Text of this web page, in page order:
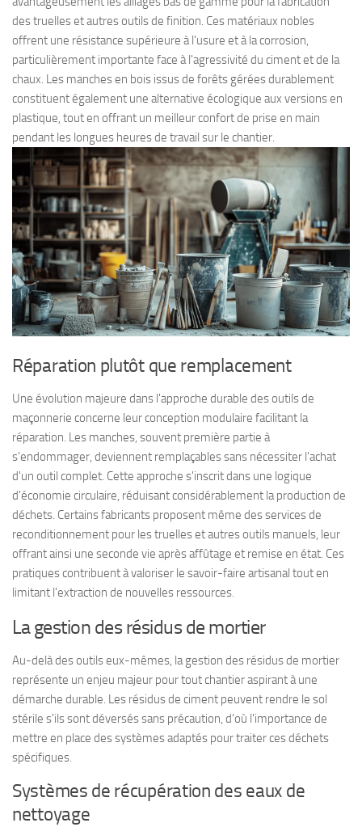
des truelles et autres outils de finition. Ces matériaux nobles
offrent une résistance supérieure à l'usure et à la corrosion,
particulièrement importante face à l'agressivité du ciment et de la
chaux. Les manches en bois issus de forêts gérées durablement
constituent également une alternative écologique aux versions en
plastique, tout en offrant un meilleur confort de prise en main
pendant les longues heures de travail sur le chantier.
Réparation plutôt que remplacement
Une évolution majeure dans l'approche durable des outils de
maçonnerie concerne leur conception modulaire facilitant la
réparation. Les manches, souvent première partie à
s'endommager, deviennent remplaçables sans nécessiter l'achat
d'un outil complet. Cette approche s'inscrit dans une logique
d'économie circulaire, réduisant considérablement la production de
déchets. Certains fabricants proposent même des services de
reconditionnement pour les truelles et autres outils manuels, leur
offrant ainsi une seconde vie après affûtage et remise en état. Ces
pratiques contribuent à valoriser le savoir-faire artisanal tout en
limitant l'extraction de nouvelles ressources.
La gestion des résidus de mortier
Au-delà des outils eux-mêmes, la gestion des résidus de mortier
représente un enjeu majeur pour tout chantier aspirant à une
démarche durable. Les résidus de ciment peuvent rendre le sol
stérile s'ils sont déversés sans précaution, d'où l'importance de
mettre en place des systèmes adaptés pour traiter ces déchets
spécifiques.
Systèmes de récupération des eaux de
nettoyage